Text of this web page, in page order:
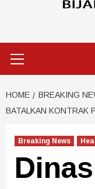
HOME BREAKING
BATALKAN KONTRAK
Breaking News